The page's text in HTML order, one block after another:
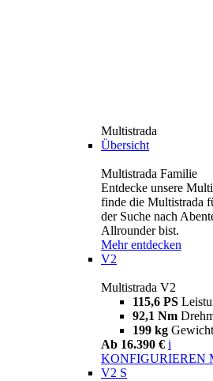
Multistrada
Übersicht
Multistrada Familie
Entdecke unsere
finde die Multistrada
der Suche nach
Allrounder bist.
Mehr entdecken
V2
Multistrada V2
115,6 PS
92,1 Nm
199 kg
Ab 16.390 € i
KONFIGURIEREN
V2 S